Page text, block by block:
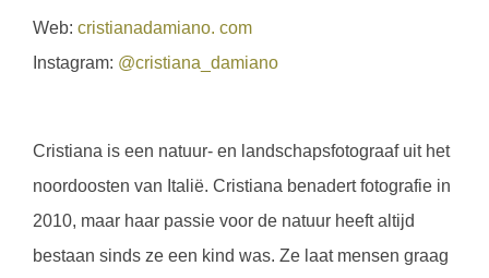
Web: cristianadamiano. com
Instagram: @cristiana_damiano
Cristiana is een natuur- en landschapsfotograaf uit het
noordoosten van Italië. Cristiana benadert fotografie in
2010, maar haar passie voor de natuur heeft altijd
bestaan sinds ze een kind was. Ze laat mensen graag